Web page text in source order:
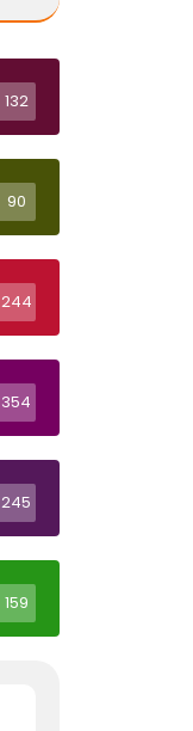
132
90
244
354
245
159